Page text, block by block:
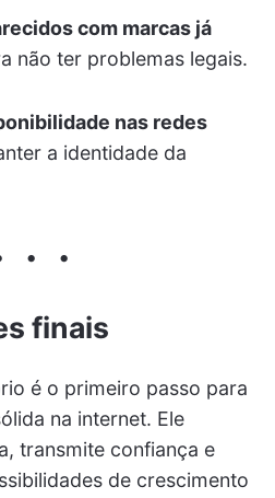
com marcas já
não ter problemas legais.
nas redes
a identidade da
finais
é o primeiro passo para
na internet. Ele
transmite confiança e
de crescimento